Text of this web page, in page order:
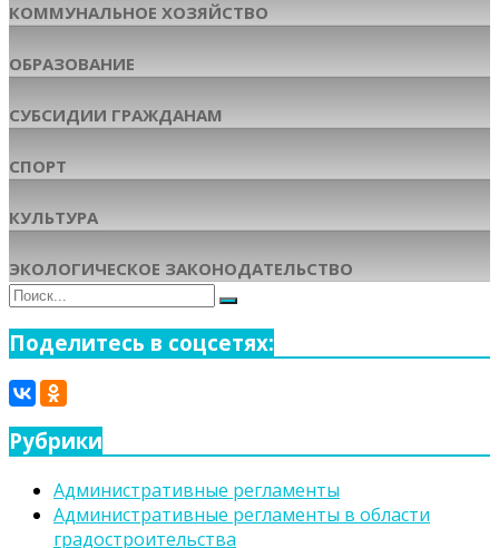
КОММУНАЛЬНОЕ ХОЗЯЙСТВО
ОБРАЗОВАНИЕ
СУБСИДИИ ГРАЖДАНАМ
СПОРТ
КУЛЬТУРА
ЭКОЛОГИЧЕСКОЕ ЗАКОНОДАТЕЛЬСТВО
Поиск
Поиск
Поделитесь в соцсетях:
Рубрики
Административные регламенты
Административные регламенты в области
градостроительства